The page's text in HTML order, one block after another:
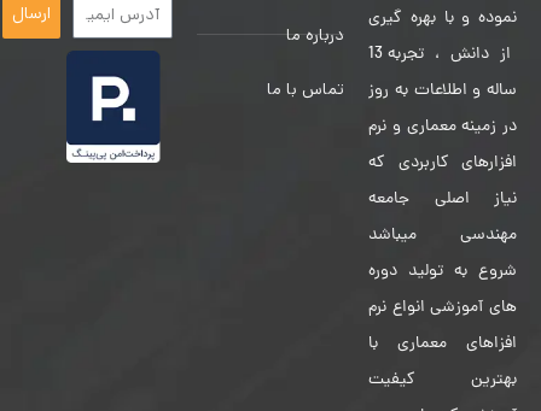
نموده و با بهره گیری
از دانش ، تجربه 13
ساله و اطلاعات به روز
در زمینه معماری و نرم
افزارهای کاربردی که
نیاز اصلی جامعه
مهندسی میباشد
شروع به تولید دوره
های آموزشی انواع نرم
افزاهای معماری با
بهترین کیفیت
درباره ما
تماس با ما
ارسال